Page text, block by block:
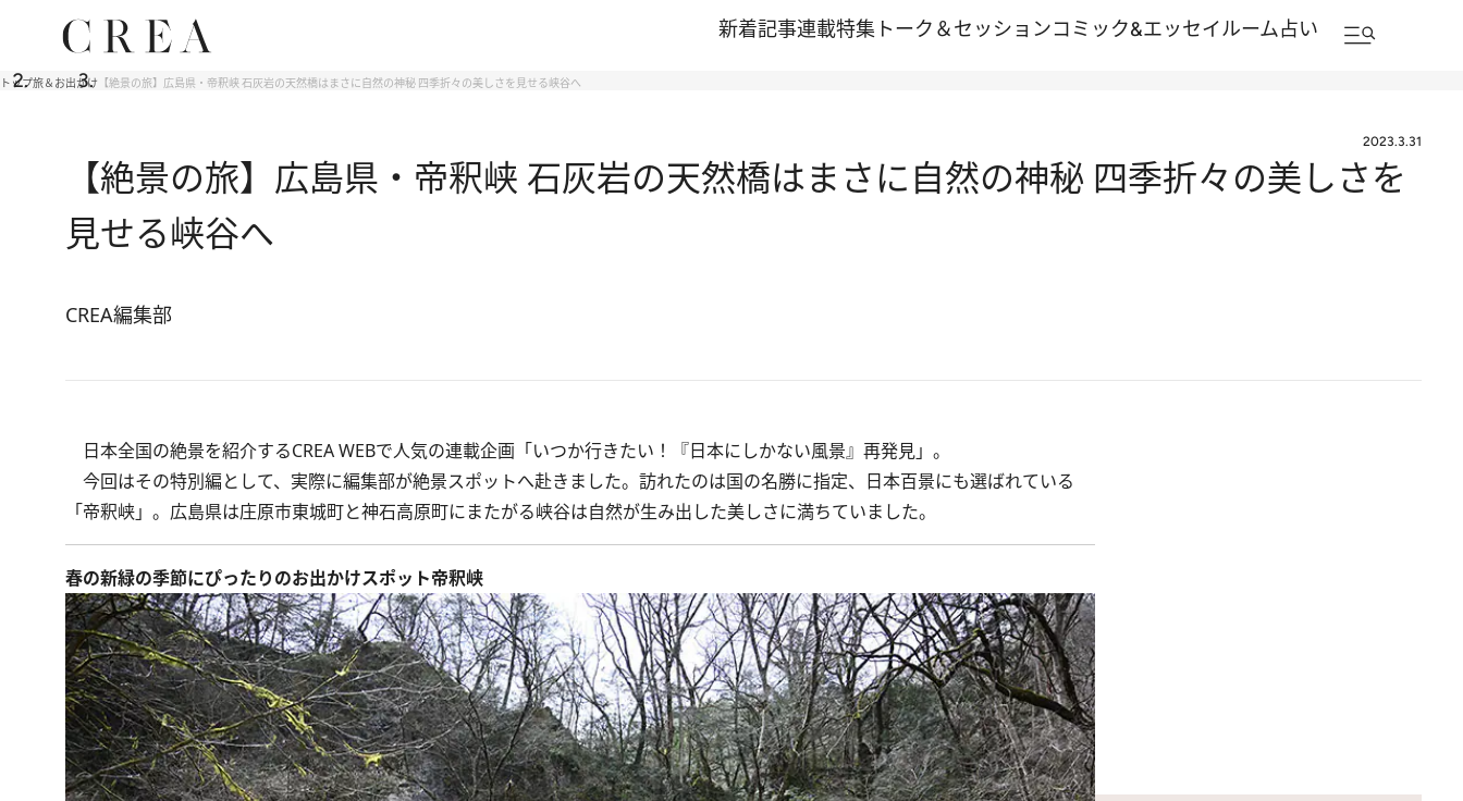
新着記事連載特集 トーク＆セッションコミック&エッセイルーム占い
トップ旅＆お出かけ 【絶景の旅】広島県・帝釈峡 石灰岩の天然橋はまさに自然の神秘 四季折々の美しさを見せる峡谷へ
2023.3.31
【絶景の旅】広島県・帝釈峡 石灰岩の天然橋はまさに自然の神秘 四季折々の美しさを
見せる峡谷へ
CREA編集部
日本全国の絶景を紹介するCREA WEBで人気の連載企画「いつか行きたい！『日本にしかない風景』再発見」。
今回はその特別編として、実際に編集部が絶景スポットへ赴きました。訪れたのは国の名勝に指定、日本百景にも選ばれている
「帝釈峡」。広島県は庄原市東城町と神石高原町にまたがる峡谷は自然が生み出した美しさに満ちていました。
春の新緑の季節にぴったりのお出かけスポット帝釈峡